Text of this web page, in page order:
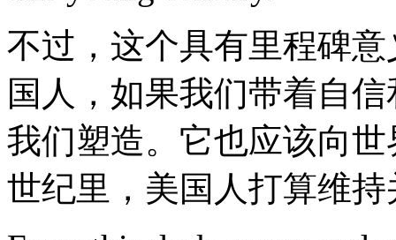
不过，这个具有里程碑
国人，如果我们带着自
我们塑造。它也应该向
世纪里，美国人打算维